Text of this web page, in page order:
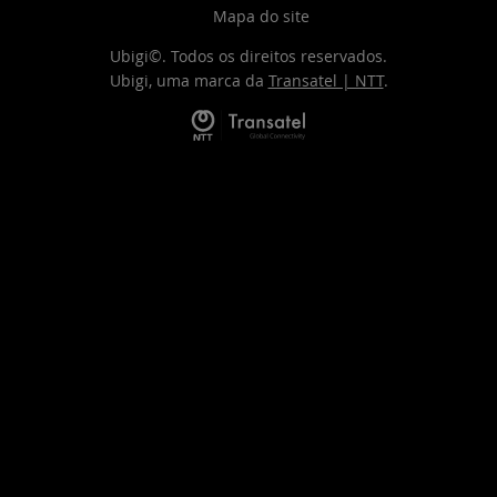
Mapa do site
Ubigi©. Todos os direitos reservados.
Ubigi, uma marca da Transatel | NTT.